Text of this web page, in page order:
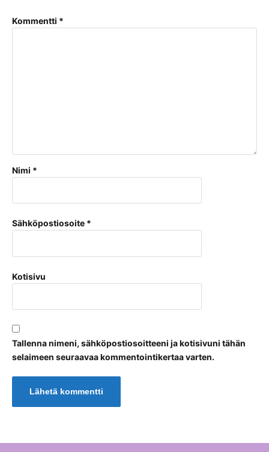
Kommentti *
Nimi *
Sähköpostiosoite *
Kotisivu
Tallenna nimeni, sähköpostiosoitteeni ja kotisivuni tähän
selaimeen seuraavaa kommentointikertaa varten.